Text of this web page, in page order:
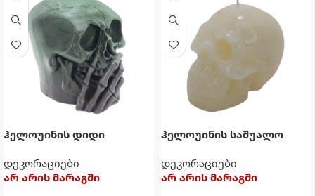
ჰელოუინის დიდი
დეკორაციები
არ არის მარაგში
ჰელოუინის საშუალო
დეკორაციები
არ არის მარაგში